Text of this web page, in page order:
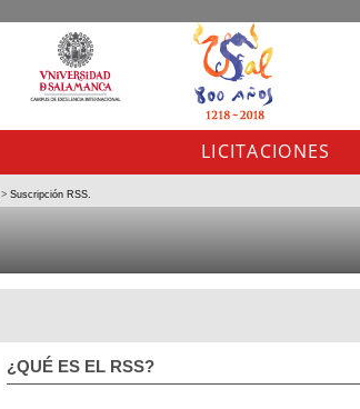
LICITACIONES
> Suscripción RSS.
¿QUÉ ES EL RSS?